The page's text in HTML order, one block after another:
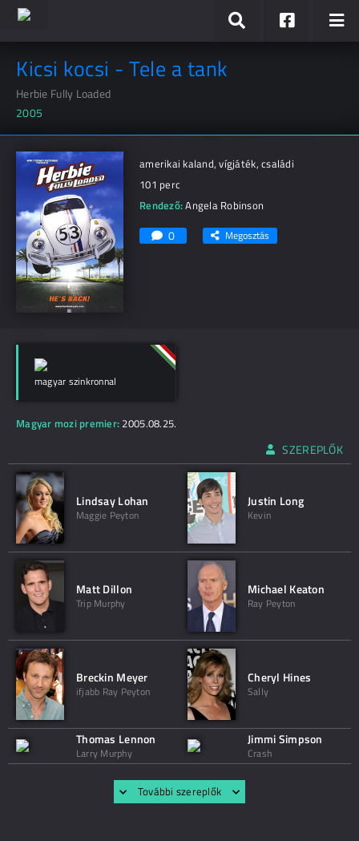
Kicsi kocsi - Tele a tank
Herbie Fully Loaded
2005
amerikai kaland, vígjáték, családi
101 perc
Rendező:Angela Robinson
0 Megosztás
magyar szinkronnal
Magyar mozi premier: 2005.08.25.
SZEREPLŐK
Lindsay Lohan
Maggie Peyton
Justin Long
Kevin
Matt Dillon
Trip Murphy
Michael Keaton
Ray Peyton
Breckin Meyer
ifjabb Ray Peyton
Cheryl Hines
Sally
Thomas Lennon
Larry Murphy
Jimmi Simpson
Crash
További szereplők